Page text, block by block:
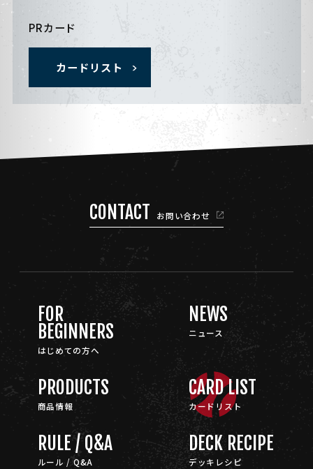
PRカード
カードリスト
CONTACT お問い合わせ
FOR
BEGINNERS
はじめての方へ
NEWS
ニュース
PRODUCTS
商品情報
CARD LIST
カードリスト
RULE / Q&A
ルール / Q&A
DECK RECIPE
デッキレシピ